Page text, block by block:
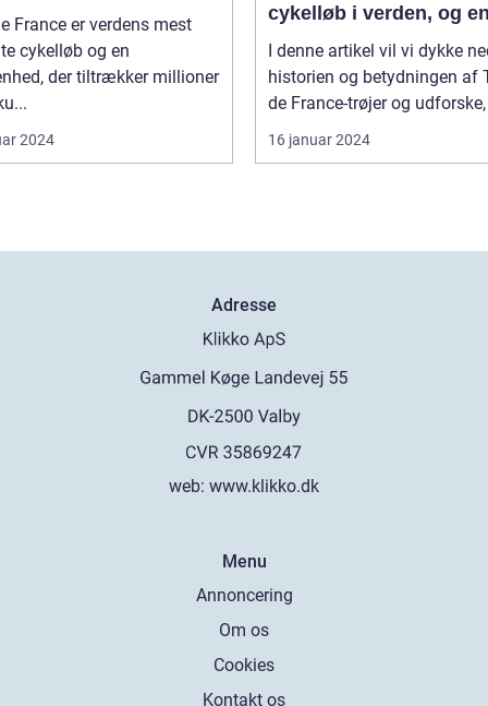
France er verdens mest
cykelløb og en
der tiltrækker millioner
2024
cykelløb i verden, og
de mest genkendelige
ikoniske elementer
løb er de farverige
som rytterne bærer
I denne artikel vil vi dykke
historien og betydningen af
de France-trøjer og
16 januar 2024
Adresse
web: www.klikko.dk
Menu
Annoncering
Om os
Cookies
Kontakt os